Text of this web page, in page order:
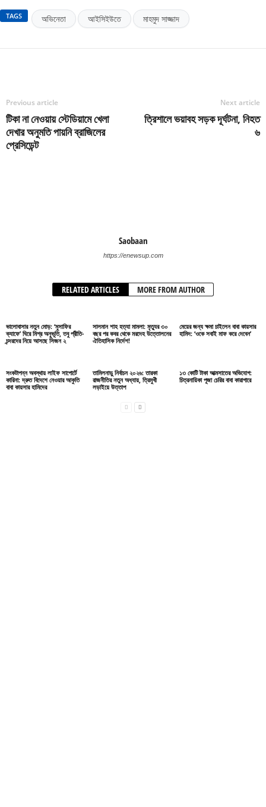
TAGS অভিনেতা আইসিইউতে মাহমুদ সাজ্জাদ
Previous article
টিকা না নেওয়ায় স্টেডিয়ামে খেলা
দেখার অনুমতি পায়নি ব্রাজিলের
প্রেসিডেন্ট
Next article
ত্রিশালে ভয়াবহ সড়ক দূর্ঘটনা, নিহত
৬
Saobaan
https://enewsup.com
RELATED ARTICLES MORE FROM AUTHOR
ভালোবাসার নতুন মোড়: ‘মুসাফির
ক্যাফে’ ঘিরে মিশ্র অনুভূতি, তবু প্রীতি-
চন্দরদের নিয়ে আসছে সিজন ২
সালমান শাহ হত্যা মামলা: মৃত্যুর ৩০
বছর পর কবর থেকে মরদেহ উত্তোলনের
ঐতিহাসিক নির্দেশ!
মেয়ের জন্য ক্ষমা চাইলেন বাবা কায়সার
হামিদ: ‘ওকে সবাই মাফ করে দেবেন’
সংকটাপন্ন অবস্থায় লাইফ সাপোর্টে
কারিনা: দ্রুত বিদেশে নেওয়ার আকুতি
বাবা কায়সার হামিদের
তামিলনাড়ু নির্বাচন ২০২৬: তারকা
রাজনীতির নতুন অধ্যায়, ত্রিমুখী
লড়াইয়ে উত্তাপ
১৩ কোটি টাকা আত্মসাতের অভিযোগ:
চিত্রনায়িকা পূজা চেরির বাবা কারাগারে